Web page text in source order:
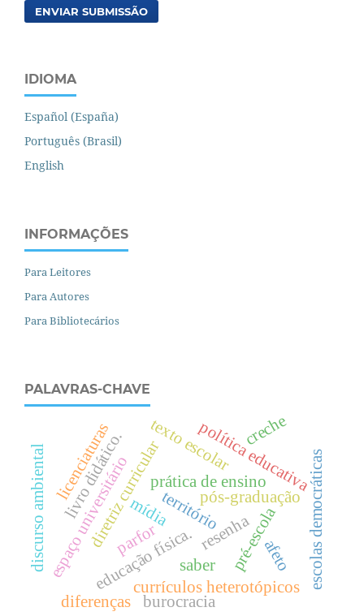
ENVIAR SUBMISSÃO
IDIOMA
Español (España)
Português (Brasil)
English
INFORMAÇÕES
Para Leitores
Para Autores
Para Bibliotecários
PALAVRAS-CHAVE
resenha
território
diretriz curricularprática de ensino
texto escolar
espaço universitário pós-graduação
saber
política educativa
discurso ambiental mídia
livro didático. escolas democráticas
licenciaturas
parfor
e
d
u
c
a
ç
ã
o
f
í
s
i
c
a
. pré-escola
creche
currículos heterotópicos
diferenças
afeto
burocracia